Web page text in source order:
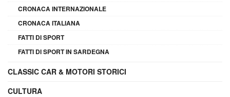
CRONACA INTERNAZIONALE
CRONACA ITALIANA
FATTI DI SPORT
FATTI DI SPORT IN SARDEGNA
CLASSIC CAR & MOTORI STORICI
CULTURA